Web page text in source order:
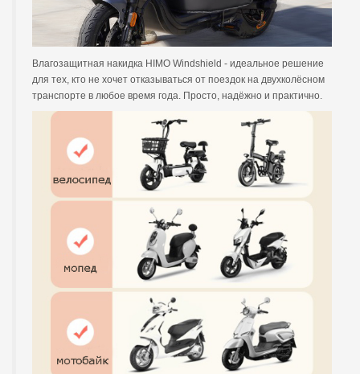
Влагозащитная накидка HIMO Windshield - идеальное решение
для тех, кто не хочет отказываться от поездок на двухколёсном
транспорте в любое время года. Просто, надёжно и практично.